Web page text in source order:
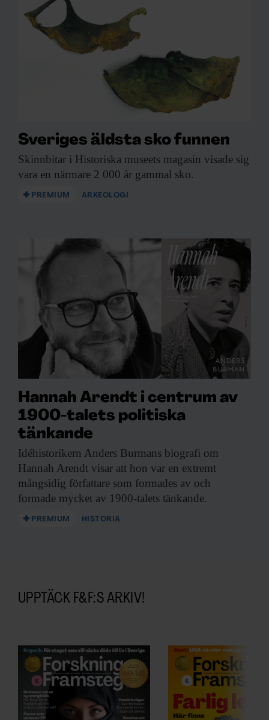
Sveriges äldsta sko funnen
Skinnbitar i Historiska museets magasin visade sig
vara en närmare 2 000 år gammal sko.
PREMIUM ARKEOLOGI
Hannah Arendt i centrum av
1900-talets politiska
tänkande
Idéhistorikern Anders Burmans biografi om
Hannah Arendt visar att hon var en extremt
mångsidig författare som formades av och
formade mycket av 1900-talets tänkande.
PREMIUM HISTORIA
UPPTÄCK F&F:S ARKIV!